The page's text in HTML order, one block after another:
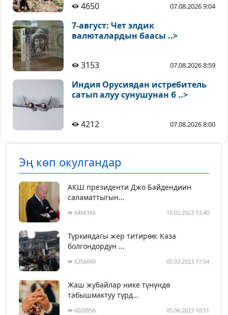
4650 07.08.2026 9:04
7-август: Чет элдик
валюталардын баасы ..>
3153 07.08.2026 8:59
Индия Орусиядан истребитель
сатып алуу сунушунан б ..>
4212 07.08.2026 8:00
Эң көп окулгандар
АКШ президенти Джо Байдендиин
саламаттыгын...
6466165 16.02.2023 13:40
Түркиядагы жер титирөө: Каза
болгондордун ...
6256049 05.03.2023 17:54
Жаш жубайлар нике түнүндө
табышмактуу түрд...
6020956 05.06.2023 10:51